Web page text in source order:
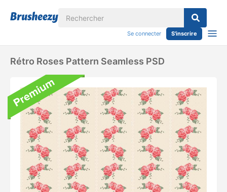
Se connecter S'inscrire
Rétro Roses Pattern Seamless PSD